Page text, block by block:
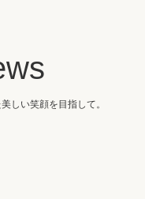
しい笑顔を目指して。